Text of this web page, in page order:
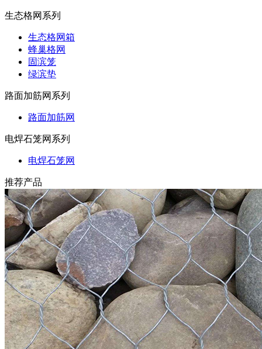
生态格网系列
生态格网箱
蜂巢格网
固滨笼
绿滨垫
路面加筋网系列
路面加筋网
电焊石笼网系列
电焊石笼网
推荐产品